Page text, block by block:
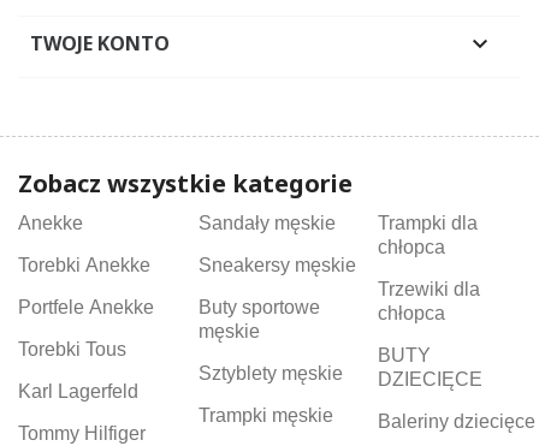
TWOJE KONTO 
Zobacz wszystkie kategorie
Anekke
Torebki Anekke
Portfele Anekke
Torebki Tous
Karl Lagerfeld
Tommy Hilfiger
Sandały męskie
Sneakersy męskie
Buty sportowe
męskie
Sztyblety męskie
Trampki męskie
Trampki dla
chłopca
Trzewiki dla
chłopca
BUTY
DZIECIĘCE
Baleriny dziecięce